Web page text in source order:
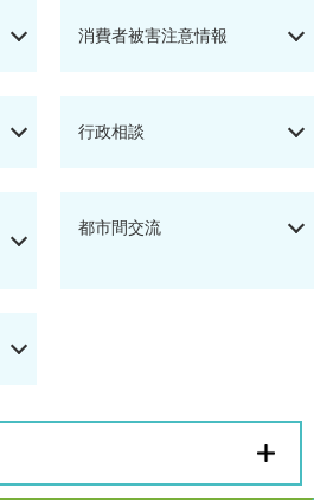
消費者被害注意情報
行政相談
都市間交流